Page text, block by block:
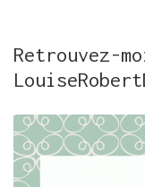
Retrouvez-